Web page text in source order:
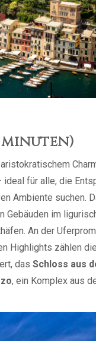
für alle, die
Ambiente suchen.
Gebäuden im
An der
Highlights zählen die
das Schloss aus
, ein Komplex aus